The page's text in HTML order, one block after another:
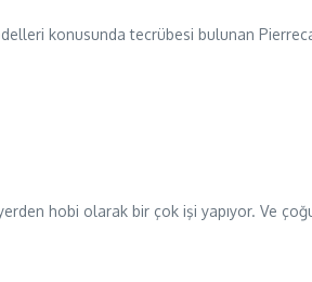
konusunda tecrübesi bulunan
hobi olarak bir çok işi yapıyor. Ve